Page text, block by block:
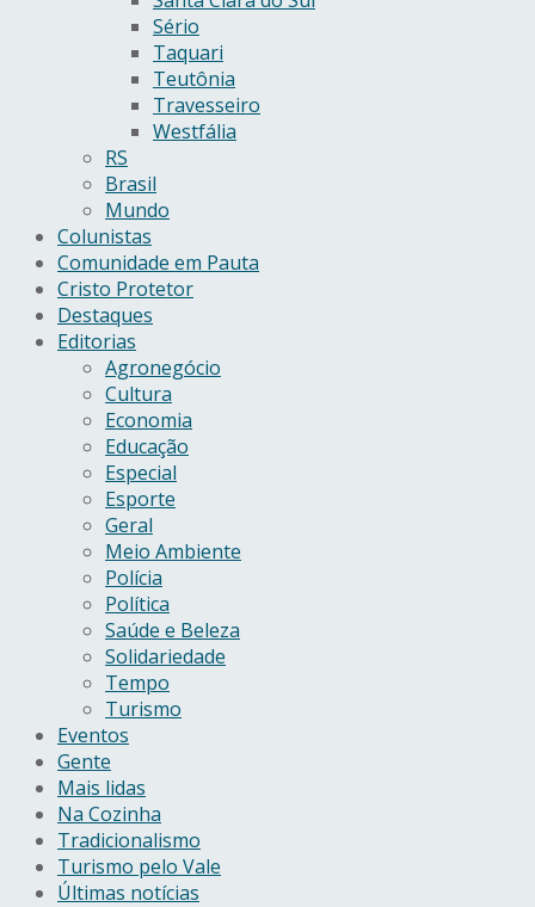
Sério
Taquari
Teutônia
Travesseiro
Westfália
RS
Brasil
Mundo
Colunistas
Comunidade em Pauta
Cristo Protetor
Destaques
Editorias
Agronegócio
Cultura
Economia
Educação
Especial
Esporte
Geral
Meio Ambiente
Polícia
Política
Saúde e Beleza
Solidariedade
Tempo
Turismo
Eventos
Gente
Mais lidas
Na Cozinha
Tradicionalismo
Turismo pelo Vale
Últimas notícias